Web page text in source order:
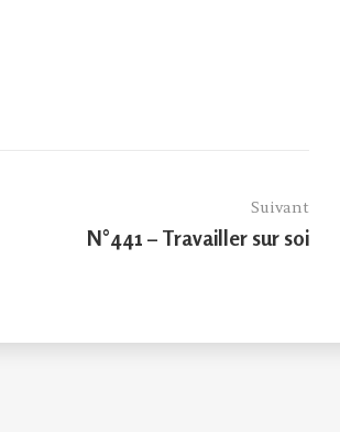
Suivant
N°441 – Travailler sur soi